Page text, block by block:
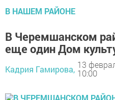
В НАШЕМ РАЙОНЕ
В Черемшанском
еще один Дом
Кадрия Гамирова, 13
10:00